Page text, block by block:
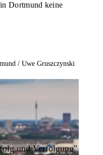
Dortmund keine
/ Uwe Gruszczynski
und Verfolgung"